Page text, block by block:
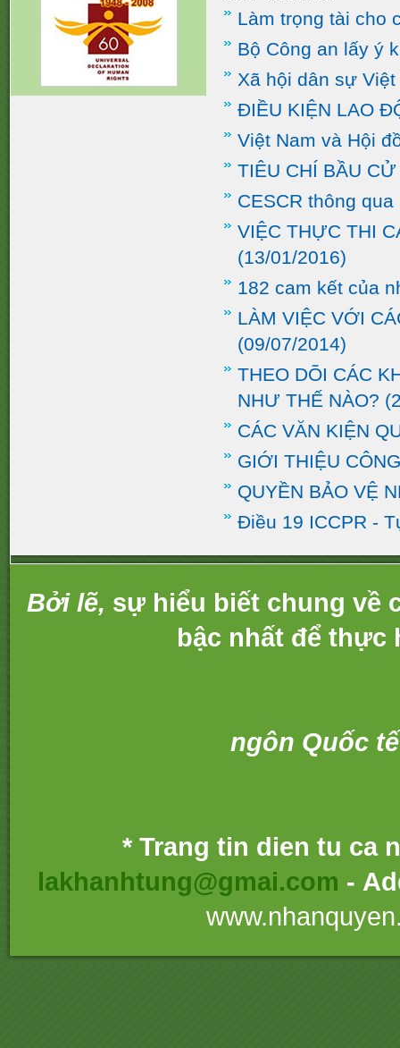
Làm trọng tài cho
Bộ Công an lấy ý
Xã hội dân sự
ĐIỀU KIỆN LAO
Việt Nam và Hội
TIÊU CHÍ BẦU
CESCR thông
VIỆC THỰC THI
(13/01/2016)
182 cam kết của
LÀM VIỆC VỚI
(09/07/2014)
THEO DÕI CÁC
NHƯ THẾ NÀO?
CÁC VĂN KIỆN
GIỚI THIỆU
QUYỀN BẢO VỆ
Điều 19 ICCPR -
Bởi lẽ, sự hiểu biết chung về
bậc nhất để thực
ngôn Quốc
* Trang tin dien tu ca
lakhanhtung@gmai.com -